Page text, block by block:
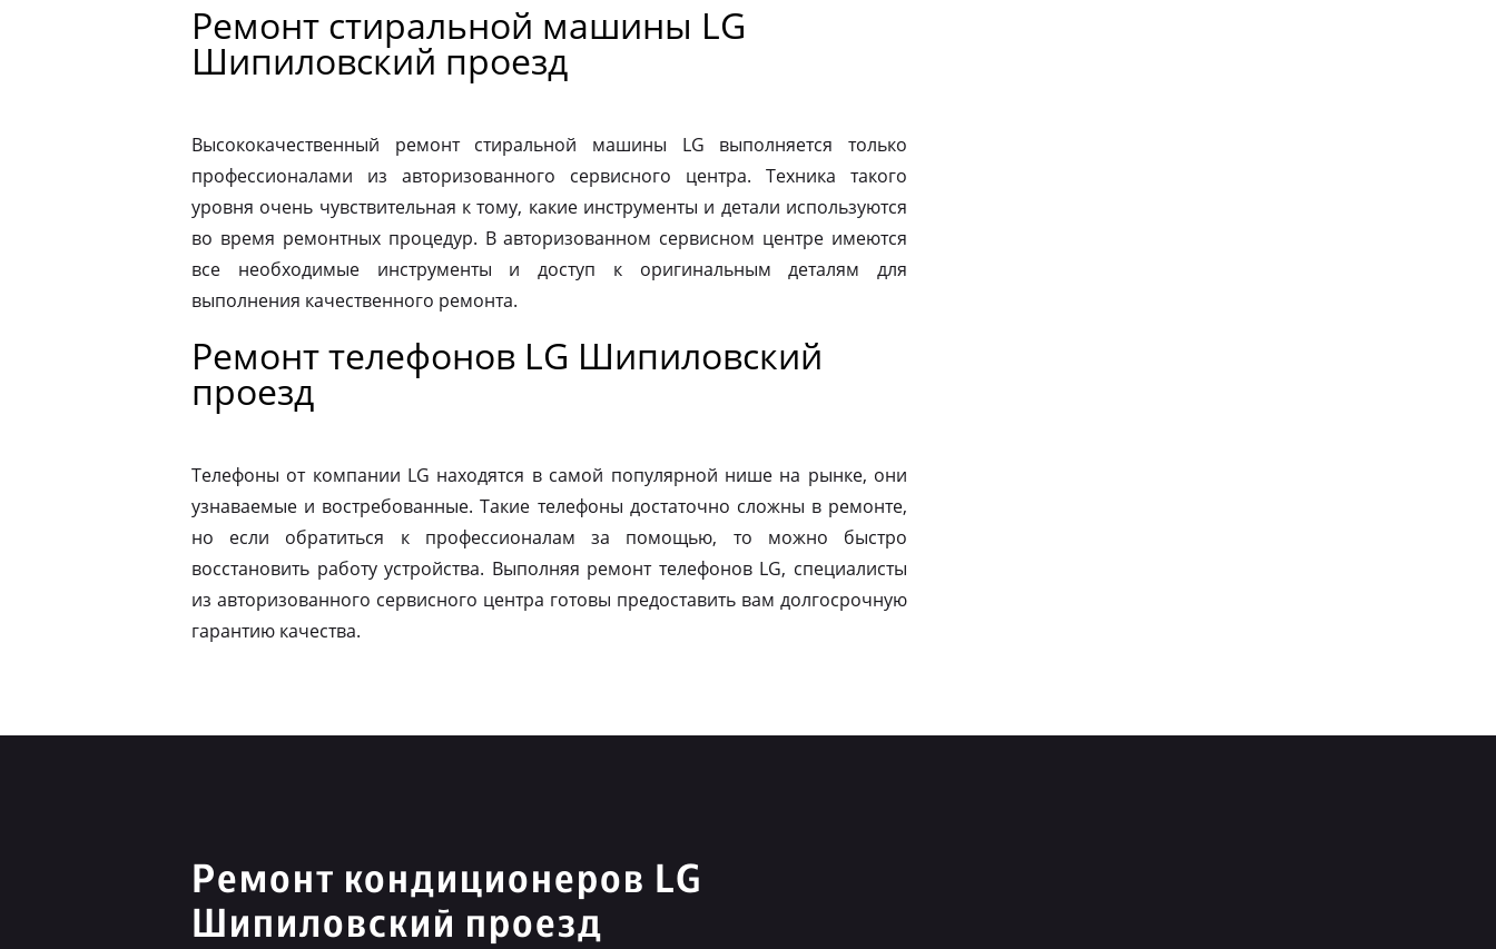
Ремонт стиральной машины LG
Шипиловский проезд
Высококачественный ремонт стиральной машины LG выполняется только
профессионалами из авторизованного сервисного центра. Техника такого
уровня очень чувствительная к тому, какие инструменты и детали используются
во время ремонтных процедур. В авторизованном сервисном центре имеются
все необходимые инструменты и доступ к оригинальным деталям для
выполнения качественного ремонта.
Ремонт телефонов LG Шипиловский
проезд
Телефоны от компании LG находятся в самой популярной нише на рынке, они
узнаваемые и востребованные. Такие телефоны достаточно сложны в ремонте,
но если обратиться к профессионалам за помощью, то можно быстро
восстановить работу устройства. Выполняя ремонт телефонов LG, специалисты
из авторизованного сервисного центра готовы предоставить вам долгосрочную
гарантию качества.
Ремонт кондиционеров LG
Шипиловский проезд